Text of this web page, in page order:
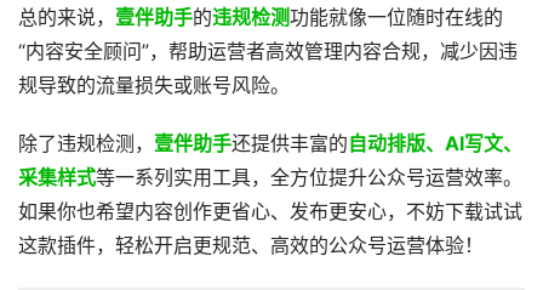
总的来说， 壹伴助手的违规检测功能就像一位随时在线的
“内容安全顾问”，帮助运营者高效管理内容合规，减少因违
规导致的流量损失或账号风险。
除了违规检测， 壹伴助手还提供丰富的自动排版、AI写文、
采集样式等一系列实用工具，全方位提升公众号运营效率。
如果你也希望内容创作更省心、发布更安心，不妨下载试试
这款插件，轻松开启更规范、高效的公众号运营体验！